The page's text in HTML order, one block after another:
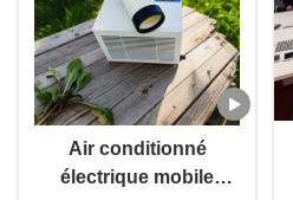
Air conditionné
électrique mobile